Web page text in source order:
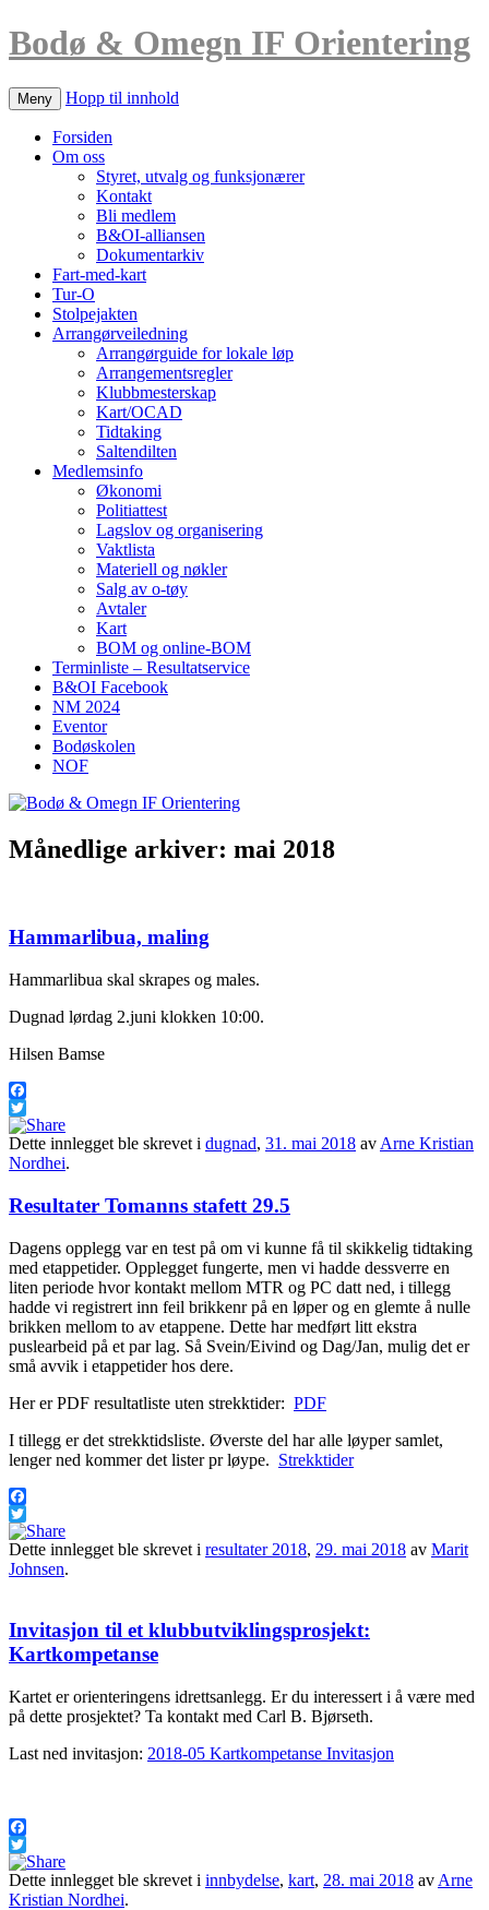
Bodø & Omegn IF Orientering
Meny Hopp til innhold
Forsiden
Om oss
Styret, utvalg og funksjonærer
Kontakt
Bli medlem
B&OI-alliansen
Dokumentarkiv
Fart-med-kart
Tur-O
Stolpejakten
Arrangørveiledning
Arrangørguide for lokale løp
Arrangementsregler
Klubbmesterskap
Kart/OCAD
Tidtaking
Saltendilten
Medlemsinfo
Økonomi
Politiattest
Lagslov og organisering
Vaktlista
Materiell og nøkler
Salg av o-tøy
Avtaler
Kart
BOM og online-BOM
Terminliste – Resultatservice
B&OI Facebook
NM 2024
Eventor
Bodøskolen
NOF
Månedlige arkiver: mai 2018
Hammarlibua, maling
Hammarlibua skal skrapes og males.
Dugnad lørdag 2.juni klokken 10:00.
Hilsen Bamse
Facebook
Twitter
Dette innlegget ble skrevet i dugnad, 31. mai 2018 av Arne Kristian
Nordhei.
Resultater Tomanns stafett 29.5
Dagens opplegg var en test på om vi kunne få til skikkelig tidtaking
med etappetider. Opplegget fungerte, men vi hadde dessverre en
liten periode hvor kontakt mellom MTR og PC datt ned, i tillegg
hadde vi registrert inn feil brikkenr på en løper og en glemte å nulle
brikken mellom to av etappene. Dette har medført litt ekstra
puslearbeid på et par lag. Så Svein/Eivind og Dag/Jan, mulig det er
små avvik i etappetider hos dere.
Her er PDF resultatliste uten strekktider: PDF
I tillegg er det strekktidsliste. Øverste del har alle løyper samlet,
lenger ned kommer det lister pr løype. Strekktider
Facebook
Twitter
Dette innlegget ble skrevet i resultater 2018, 29. mai 2018 av Marit
Johnsen.
Invitasjon til et klubbutviklingsprosjekt:
Kartkompetanse
Kartet er orienteringens idrettsanlegg. Er du interessert i å være med
på dette prosjektet? Ta kontakt med Carl B. Bjørseth.
Last ned invitasjon: 2018-05 Kartkompetanse Invitasjon
Facebook
Twitter
Dette innlegget ble skrevet i innbydelse, kart, 28. mai 2018 av Arne
Kristian Nordhei.